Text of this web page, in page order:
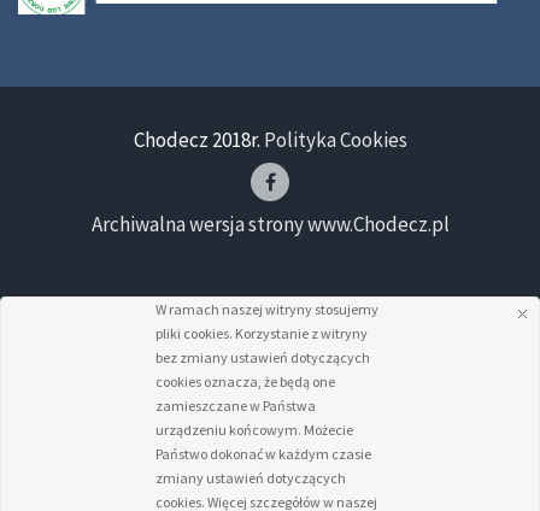
Chodecz 2018r. Polityka Cookies
Archiwalna wersja strony www.Chodecz.pl
W ramach naszej witryny stosujemy
pliki cookies. Korzystanie z witryny
bez zmiany ustawień dotyczących
cookies oznacza, że będą one
zamieszczane w Państwa
urządzeniu końcowym. Możecie
Państwo dokonać w każdym czasie
zmiany ustawień dotyczących
cookies. Więcej szczegółów w naszej